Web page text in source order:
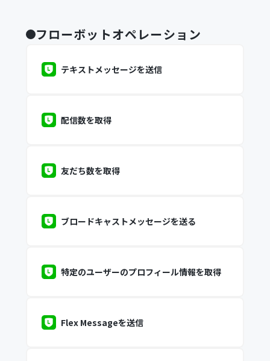
フローボットオペレーション
テキストメッセージを送信
配信数を取得
友だち数を取得
ブロードキャストメッセージを送る
特定のユーザーのプロフィール情報を取得
Flex Messageを送信